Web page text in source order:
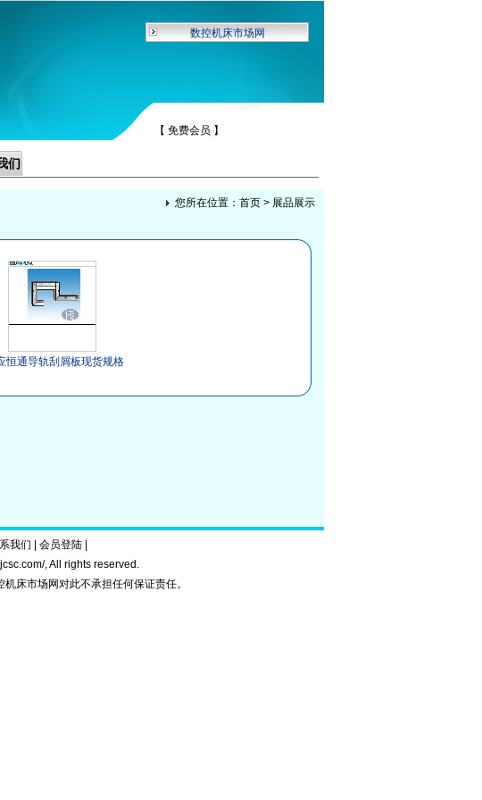
数控机床市场网
【 免费会员 】
们
您所在位置： 首页 > 展品展示
恒通导轨刮屑板现货规格
我们 会员登陆|
, All rights reserved.
床市场网对此不承担任何保证责任。